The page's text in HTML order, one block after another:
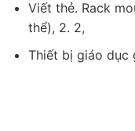
Viết thẻ. Rack
thể), 2. 2,
Thiết bị giáo dục